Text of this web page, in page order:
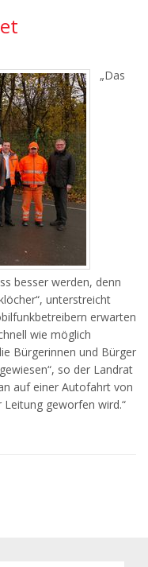
„Das
besser werden, denn
unterstreicht
erwarten
wie möglich
Bürgerinnen und Bürger
so der Landrat
auf einer Autofahrt von
geworfen wird.“